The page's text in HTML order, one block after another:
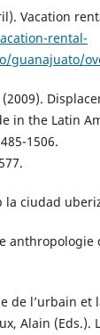
Vacation
rental-
guanajuato/
(2009).
in the Latin
1506.
la ciudad
anthropologie
de l’urbain
Alain (Eds.).